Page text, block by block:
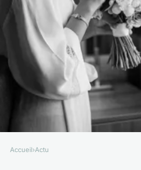
Accueil›Actu